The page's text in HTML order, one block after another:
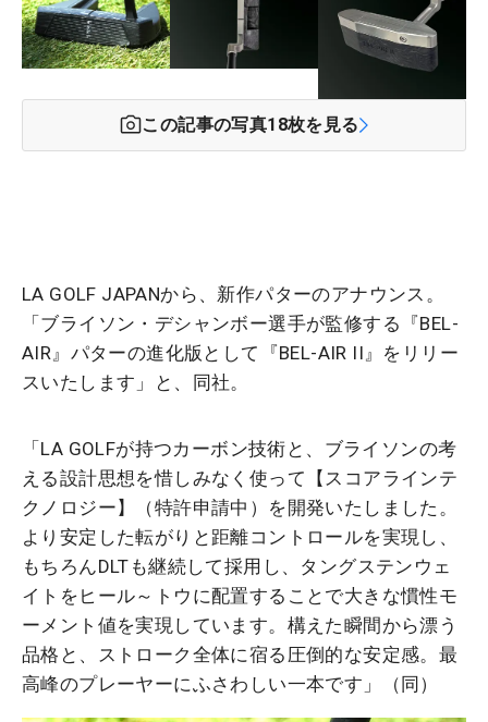
この記事の写真18枚を見る
LA GOLF JAPANから、新作パターのアナウンス。
「ブライソン・デシャンボー選手が監修する『BEL-
AIR』パターの進化版として『BEL-AIR II』をリリー
スいたします」と、同社。
「LA GOLFが持つカーボン技術と、ブライソンの考
える設計思想を惜しみなく使って【スコアラインテ
クノロジー】（特許申請中）を開発いたしました。
より安定した転がりと距離コントロールを実現し、
もちろんDLTも継続して採用し、タングステンウェ
イトをヒール～トウに配置することで大きな慣性モ
ーメント値を実現しています。構えた瞬間から漂う
品格と、ストローク全体に宿る圧倒的な安定感。最
高峰のプレーヤーにふさわしい一本です」（同）